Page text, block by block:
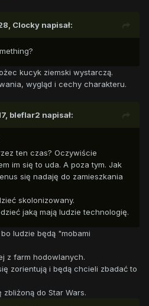
Clocky napisał:
kucyk ziemski wystarczą.
wygląd i cechy charakteru.
bleflar2 napisał:
ten czas? Oczywiście
im się to uda. A poza tym. Jak
się nadaję do zamieszkania
skolonizowany.
jaką mają ludzie technologię.
ludzie będą "mobami
z farm hodowlanych.
zorientują i będą chcieli zbadać to
do Star Wars.